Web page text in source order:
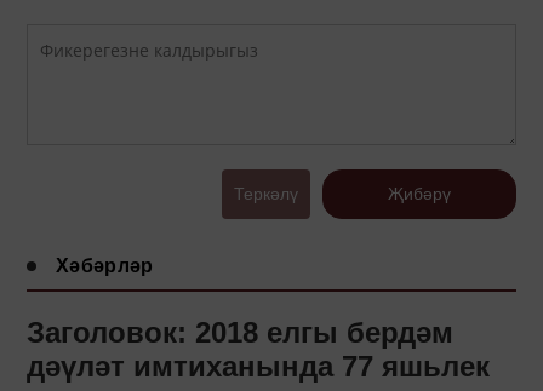
Теркәлү Җибәрү
Хәбәрләр
Заголовок: 2018 елгы бердәм
дәүләт имтиханында 77 яшьлек